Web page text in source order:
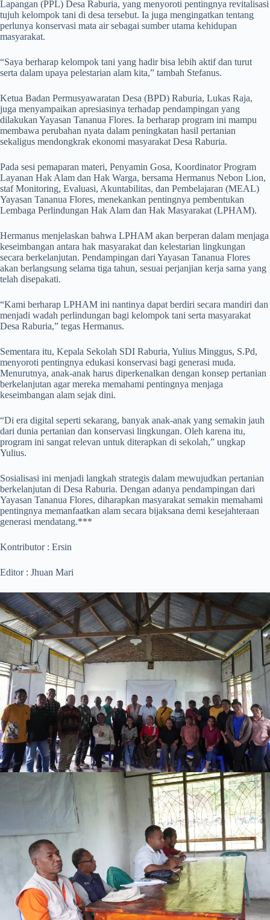
Lapangan (PPL) Desa Raburia, yang menyoroti pentingnya revitalisasi
tujuh kelompok tani di desa tersebut. Ia juga mengingatkan tentang
perlunya konservasi mata air sebagai sumber utama kehidupan
masyarakat.
“Saya berharap kelompok tani yang hadir bisa lebih aktif dan turut
serta dalam upaya pelestarian alam kita,” tambah Stefanus.
Ketua Badan Permusyawaratan Desa (BPD) Raburia, Lukas Raja,
juga menyampaikan apresiasinya terhadap pendampingan yang
dilakukan Yayasan Tananua Flores. Ia berharap program ini mampu
membawa perubahan nyata dalam peningkatan hasil pertanian
sekaligus mendongkrak ekonomi masyarakat Desa Raburia.
Pada sesi pemaparan materi, Penyamin Gosa, Koordinator Program
Layanan Hak Alam dan Hak Warga, bersama Hermanus Nebon Lion,
staf Monitoring, Evaluasi, Akuntabilitas, dan Pembelajaran (MEAL)
Yayasan Tananua Flores, menekankan pentingnya pembentukan
Lembaga Perlindungan Hak Alam dan Hak Masyarakat (LPHAM).
Hermanus menjelaskan bahwa LPHAM akan berperan dalam menjaga
keseimbangan antara hak masyarakat dan kelestarian lingkungan
secara berkelanjutan. Pendampingan dari Yayasan Tananua Flores
akan berlangsung selama tiga tahun, sesuai perjanjian kerja sama yang
telah disepakati.
“Kami berharap LPHAM ini nantinya dapat berdiri secara mandiri dan
menjadi wadah perlindungan bagi kelompok tani serta masyarakat
Desa Raburia,” tegas Hermanus.
Sementara itu, Kepala Sekolah SDI Raburia, Yulius Minggus, S.Pd,
menyoroti pentingnya edukasi konservasi bagi generasi muda.
Menurutnya, anak-anak harus diperkenalkan dengan konsep pertanian
berkelanjutan agar mereka memahami pentingnya menjaga
keseimbangan alam sejak dini.
“Di era digital seperti sekarang, banyak anak-anak yang semakin jauh
dari dunia pertanian dan konservasi lingkungan. Oleh karena itu,
program ini sangat relevan untuk diterapkan di sekolah,” ungkap
Yulius.
Sosialisasi ini menjadi langkah strategis dalam mewujudkan pertanian
berkelanjutan di Desa Raburia. Dengan adanya pendampingan dari
Yayasan Tananua Flores, diharapkan masyarakat semakin memahami
pentingnya memanfaatkan alam secara bijaksana demi kesejahteraan
generasi mendatang.***
Kontributor : Ersin
Editor : Jhuan Mari